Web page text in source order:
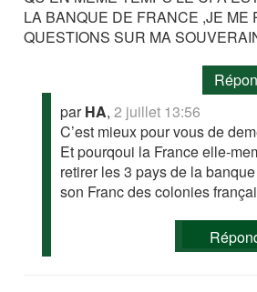
LA BANQUE DE FRANCE ,JE ME
QUESTIONS SUR MA
parHA,2 juillet 13:56
C’est mieux pour vous de
Et pourqoui la France elle-
retirer les 3 pays de la
son Franc des colonies